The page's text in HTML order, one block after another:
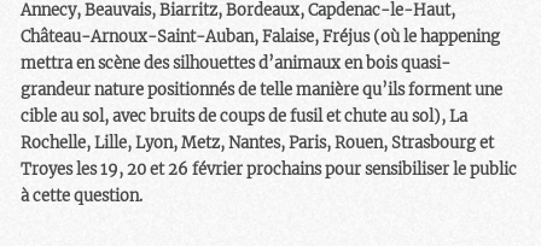
Annecy, Beauvais, Biarritz, Bordeaux, Capdenac-le-Haut,
Château-Arnoux-Saint-Auban, Falaise, Fréjus (où le happening
mettra en scène des silhouettes d’animaux en bois quasi-
grandeur nature positionnés de telle manière qu’ils forment une
cible au sol, avec bruits de coups de fusil et chute au sol), La
Rochelle, Lille, Lyon, Metz, Nantes, Paris, Rouen, Strasbourg et
Troyes les 19, 20 et 26 février prochains pour sensibiliser le public
à cette question.